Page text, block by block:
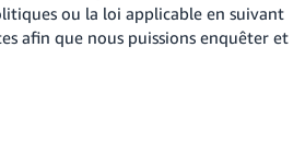
ou la loi applicable en suivant
afin que nous puissions enquêter et